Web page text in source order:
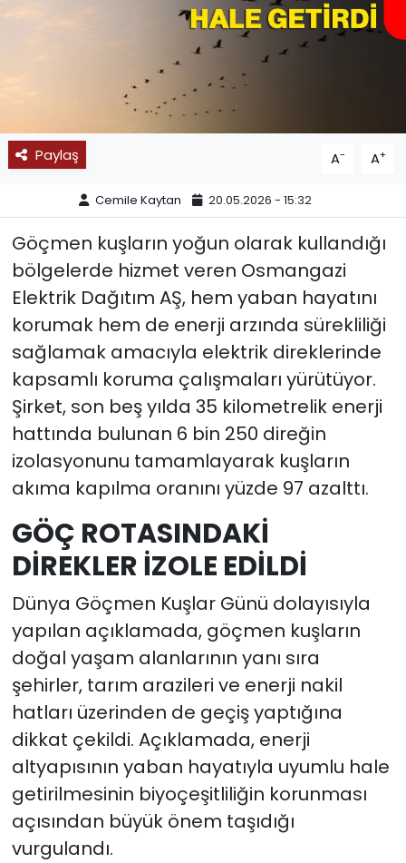
Paylaş A- A+
Cemile Kaytan 20.05.2026 - 15:32
Göçmen kuşların yoğun olarak kullandığı
bölgelerde hizmet veren Osmangazi
Elektrik Dağıtım AŞ, hem yaban hayatını
korumak hem de enerji arzında sürekliliği
sağlamak amacıyla elektrik direklerinde
kapsamlı koruma çalışmaları yürütüyor.
Şirket, son beş yılda 35 kilometrelik enerji
hattında bulunan 6 bin 250 direğin
izolasyonunu tamamlayarak kuşların
akıma kapılma oranını yüzde 97 azalttı.
GÖÇ ROTASINDAKİ
DİREKLER İZOLE EDİLDİ
Dünya Göçmen Kuşlar Günü dolayısıyla
yapılan açıklamada, göçmen kuşların
doğal yaşam alanlarının yanı sıra
şehirler, tarım arazileri ve enerji nakil
hatları üzerinden de geçiş yaptığına
dikkat çekildi. Açıklamada, enerji
altyapısının yaban hayatıyla uyumlu hale
getirilmesinin biyoçeşitliliğin korunması
açısından büyük önem taşıdığı
vurgulandı.